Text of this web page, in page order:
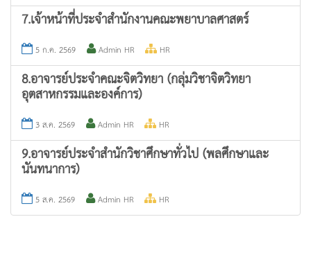
7.เจ้าหน้าที่ประจำสำนักงานคณะพยาบาลศาสตร์
5 ก.ค. 2569 Admin HR HR
8.อาจารย์ประจำคณะจิตวิทยา (กลุ่มวิชาจิตวิทยา
อุตสาหกรรมและองค์การ)
3 ส.ค. 2569 Admin HR HR
9.อาจารย์ประจำสำนักวิชาศึกษาทั่วไป (พลศึกษาและ
นันทนาการ)
5 ส.ค. 2569 Admin HR HR